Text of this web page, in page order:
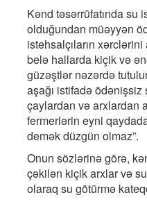
Kənd təsərrüfatında su
olduğundan müəyyən
istehsalçıların
belə hallarda kiçik və
güzəştlər nəzərdə
aşağı istifadə ödənişsiz
çaylardan və arxlardan
fermerlərin eyni
demək düzgün olmaz”.
Onun sözlərinə görə,
çəkilən kiçik arxlar və
olaraq su götürmə